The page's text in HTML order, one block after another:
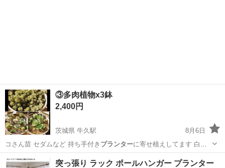
③多肉植物x3鉢
2,400円
茨城県 牛久駅
8月6日
コさん苗 セダムなど 持ち手付き プランターに寄せ植えしてます 白牡
丹や薄氷、月…
茨城 牛久市 牛久駅 その他
突っ張り ラック ポールハンガー プランター